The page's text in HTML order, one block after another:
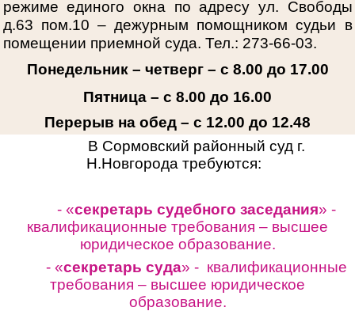
режиме единого окна по адресу ул. Свободы
д.63 пом.10 – дежурным помощником судьи в
помещении приемной суда. Тел.: 273-66-03.
Понедельник – четверг – с 8.00 до 17.00
Пятница – с 8.00 до 16.00
Перерыв на обед – с 12.00 до 12.48
В Сормовский районный суд г.
Н.Новгорода требуются:
- «секретарь судебного заседания» -
квалификационные требования – высшее
юридическое образование.
- «секретарь суда» - квалификационные
требования – высшее юридическое
образование.